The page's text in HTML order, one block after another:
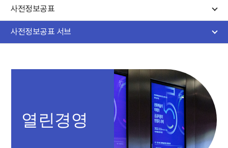
사전정보공표
사전정보공표 서브
열린경영